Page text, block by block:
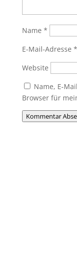
Name *
E-Mail-Adresse *
Website
Name, E-
Browser für
Kommentar